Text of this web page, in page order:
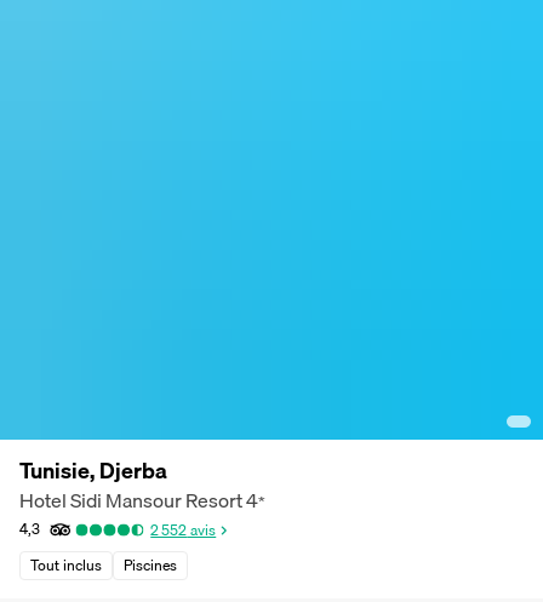
Tunisie, Djerba
Hotel Sidi Mansour Resort4*
4,3 2 552avis
Tout inclus
Piscines